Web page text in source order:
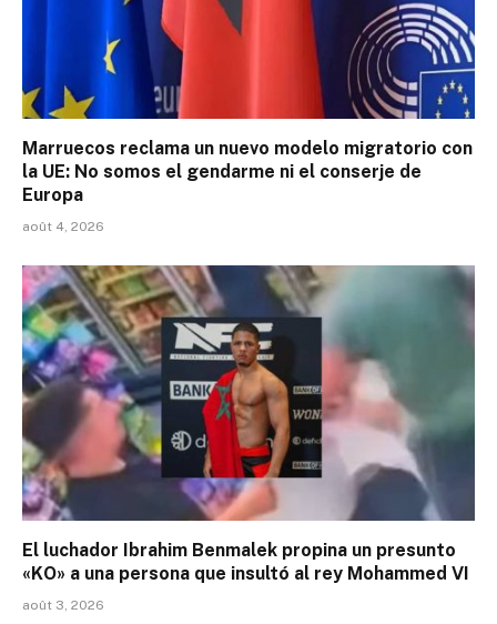
Marruecos reclama un nuevo modelo migratorio con
la UE: No somos el gendarme ni el conserje de
Europa
août 4, 2026
El luchador Ibrahim Benmalek propina un presunto
«KO» a una persona que insultó al rey Mohammed VI
août 3, 2026